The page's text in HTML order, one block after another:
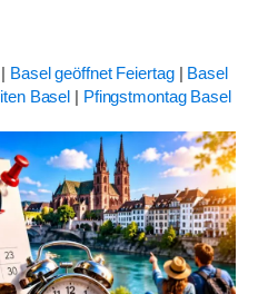
| Basel geöffnet Feiertag| Basel
Basel | Pfingstmontag Basel